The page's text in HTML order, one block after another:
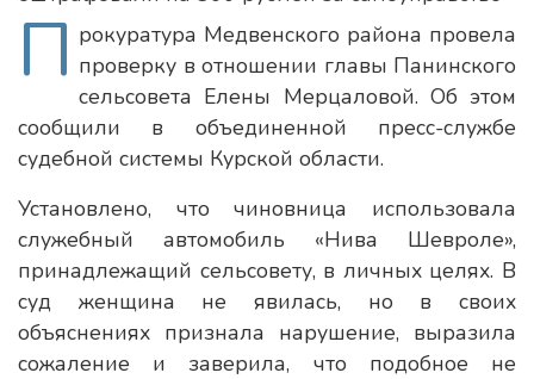
П рокуратура Медвенского района провела
проверку в отношении главы Панинского
сельсовета Елены Мерцаловой. Об этом
сообщили в объединенной пресс-службе
судебной системы Курской области.
Установлено, что чиновница использовала
служебный автомобиль «Нива Шевроле»,
принадлежащий сельсовету, в личных целях. В
суд женщина не явилась, но в своих
объяснениях признала нарушение, выразила
сожаление и заверила, что подобное не